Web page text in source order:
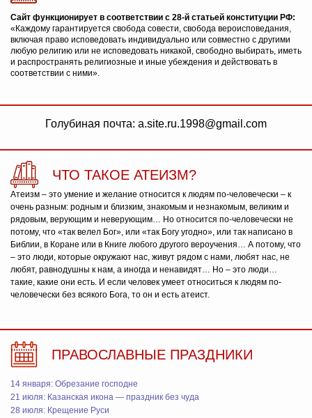
Сайт функционирует в соответствии с 28-й статьей конституции РФ:
«Каждому гарантируется свобода совести, свобода вероисповедания,
включая право исповедовать индивидуально или совместно с другими
любую религию или не исповедовать никакой, свободно выбирать, иметь
и распространять религиозные и иные убеждения и действовать в
соответствии с ними».
Голубиная почта: a.site.ru.1998@gmail.com
ЧТО ТАКОЕ АТЕИЗМ?
Атеизм – это умение и желание относится к людям по-человечески – к
очень разным: родным и близким, знакомым и незнакомым, великим и
рядовым, верующим и неверующим… Но относится по-человечески не
потому, что «так велел Бог», или «так Богу угодно», или так написано в
Библии, в Коране или в Книге любого другого вероучения… А потому, что
– это люди, которые окружают нас, живут рядом с нами, любят нас, не
любят, равнодушны к нам, а иногда и ненавидят… Но – это люди…
такие, какие они есть. И если человек умеет относиться к людям по-
человечески без всякого Бога, то он и есть атеист.
ПРАВОСЛАВНЫЕ ПРАЗДНИКИ
14 января: Обрезание господне
21 июля: Казанская икона — праздник без чуда
28 июля: Крещение Руси